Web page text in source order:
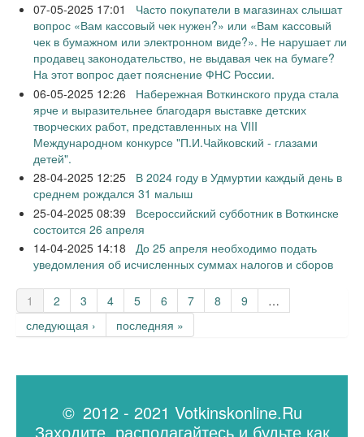
07-05-2025 17:01
Часто покупатели в магазинах слышат
вопрос «Вам кассовый чек нужен?» или «Вам кассовый
чек в бумажном или электронном виде?». Не нарушает ли
продавец законодательство, не выдавая чек на бумаге?
На этот вопрос дает пояснение ФНС России.
06-05-2025 12:26
Набережная Воткинского пруда стала
ярче и выразительнее благодаря выставке детских
творческих работ, представленных на VIII
Международном конкурсе "П.И.Чайковский - глазами
детей".
28-04-2025 12:25
В 2024 году в Удмуртии каждый день в
среднем рождался 31 малыш
25-04-2025 08:39
Всероссийский субботник в Воткинске
состоится 26 апреля
14-04-2025 14:18
До 25 апреля необходимо подать
уведомления об исчисленных суммах налогов и сборов
Страницы
1 2 3 4 5 6 7 8 9
…
следующая ›
последняя »
© 2012 - 2021 Votkinskonline.Ru
Заходите, располагайтесь и будьте как